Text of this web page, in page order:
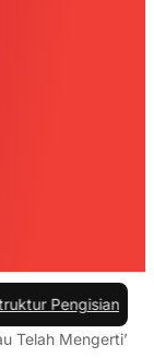
Daya untuk
Telah Mengerti’